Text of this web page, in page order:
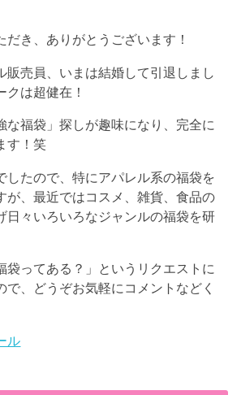
だき、ありがとうございます！
販売員、いまは結婚して引退しまし
クは超健在！
な福袋」探しが趣味になり、完全に
す！笑
したので、特にアパレル系の福袋を
が、最近ではコスメ、雑貨、食品の
日々いろいろなジャンルの福袋を研
袋ってある？」というリクエストに
で、どうぞお気軽にコメントなどく
ル